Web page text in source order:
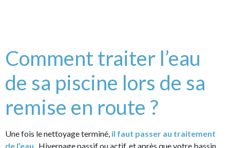
Comment traiter l’eau
de sa piscine lors de sa
remise en route ?
Une fois le nettoyage terminé, il faut passer au traitement
de l’eau . Hivernage passif ou actif, et après que votre bassin